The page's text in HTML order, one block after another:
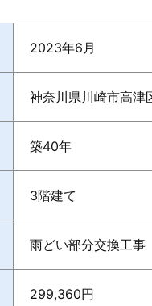
2023年6月
神奈川県川崎市高津
築40年
3階建て
雨どい部分交換工事
299,360円